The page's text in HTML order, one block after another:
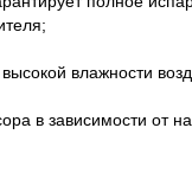
влажности
в зависимости от